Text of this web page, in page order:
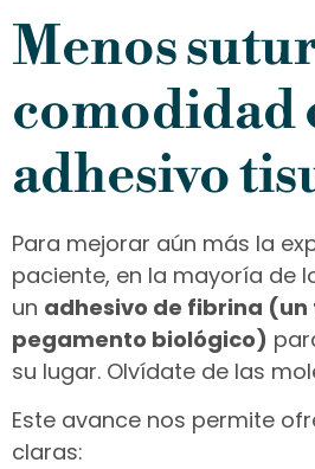
Menos
comodidad
adhesivo
Para mejorar aún más la
paciente, en la mayoría de
un adhesivo de fibrina (un
pegamento biológico)
su lugar. Olvídate de las
Este avance nos permite
claras: